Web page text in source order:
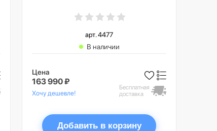
арт. 4477
В наличии
Цена
163 990 ₽
Хочу дешевле!
Бесплатная
доставка
Добавить в корзину